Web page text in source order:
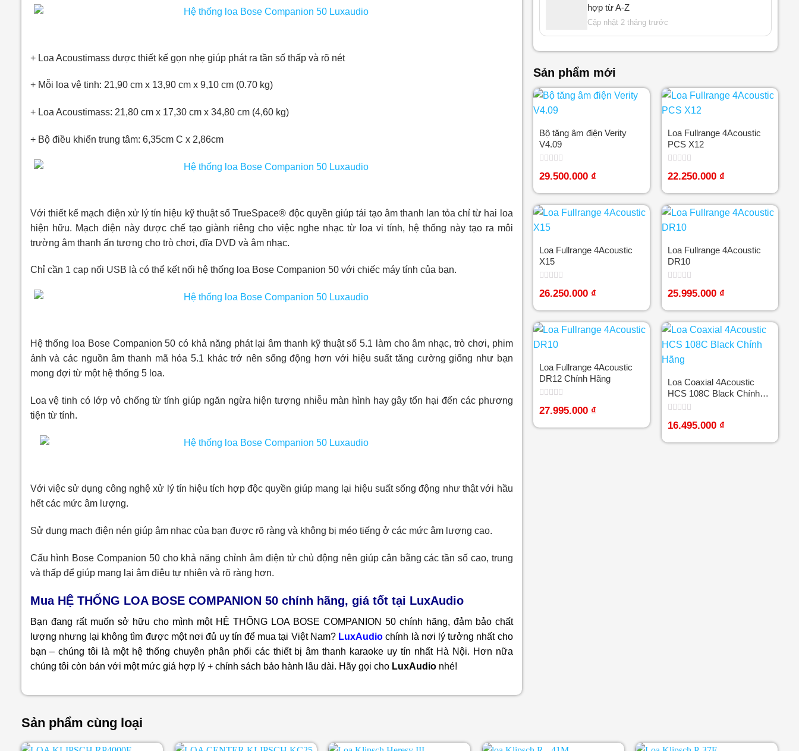
+ Loa Acoustimass được thiết kế gọn nhẹ giúp phát ra tần số thấp và rõ nét
+ Mỗi loa vệ tinh: 21,90 cm x 13,90 cm x 9,10 cm (0.70 kg)
+ Loa Acoustimass: 21,80 cm x 17,30 cm x 34,80 cm (4,60 kg)
+ Bộ điều khiển trung tâm: 6,35cm C x 2,86cm
Với thiết kế mạch điện xử lý tín hiệu kỹ thuật số TrueSpace® độc quyền giúp tái tạo âm thanh lan tỏa chỉ từ hai loa
hiện hữu. Mạch điện này được chế tạo giành riêng cho việc nghe nhạc từ loa vi tính, hệ thống này tạo ra môi
trường âm thanh ấn tượng cho trò chơi, đĩa DVD và âm nhạc.
Chỉ cần 1 cap nối USB là có thể kết nối hệ thống loa Bose Companion 50 với chiếc máy tính của bạn.
Hệ thống loa Bose Companion 50 có khả năng phát lại âm thanh kỹ thuật số 5.1 làm cho âm nhạc, trò chơi, phim
ảnh và các nguồn âm thanh mã hóa 5.1 khác trở nên sống động hơn với hiệu suất tăng cường giống như bạn
mong đợi từ một hệ thống 5 loa.
Loa vệ tinh có lớp vỏ chống từ tính giúp ngăn ngừa hiện tượng nhiễu màn hình hay gây tổn hại đến các phương
tiện từ tính.
Với việc sử dụng công nghệ xử lý tín hiệu tích hợp độc quyền giúp mang lại hiệu suất sống động như thật với hầu
hết các mức âm lượng.
Sử dụng mạch điện nén giúp âm nhạc của bạn được rõ ràng và không bị méo tiếng ở các mức âm lượng cao.
Cấu hình Bose Companion 50 cho khả năng chỉnh âm điện tử chủ động nên giúp cân bằng các tần số cao, trung
và thấp để giúp mang lại âm điệu tự nhiên và rõ ràng hơn.
Mua HỆ THỐNG LOA BOSE COMPANION 50 chính hãng, giá tốt tại LuxAudio
Bạn đang rất muốn sở hữu cho mình một HỆ THỐNG LOA BOSE COMPANION 50 chính hãng, đảm bảo chất
lượng nhưng lại không tìm được một nơi đủ uy tín để mua tại Việt Nam? LuxAudio chính là nơi lý tưởng nhất cho
bạn – chúng tôi là một hệ thống chuyên phân phối các thiết bị âm thanh karaoke uy tín nhất Hà Nội. Hơn nữa
chúng tôi còn bán với một mức giá hợp lý + chính sách bảo hành lâu dài. Hãy gọi cho LuxAudionhé!
hợp từ A-Z
Cập nhật 2 tháng trước
Sản phẩm mới
Bộ tăng âm điện Verity
V4.09
Được
xếp
0
5
sao
29.500.000 ₫
Loa Fullrange 4Acoustic
PCS X12
Được
xếp
0
5
sao
22.250.000 ₫
Loa Fullrange 4Acoustic
X15
Được
xếp
0
5
sao
26.250.000 ₫
Loa Fullrange 4Acoustic
DR10
Được
xếp
0
5
sao
25.995.000 ₫
Loa Fullrange 4Acoustic
DR12 Chính Hãng
Được
xếp
0
27.995.000 ₫
Loa Coaxial 4Acoustic
HCS 108C Black Chính
Hãng
Được
xếp
0
16.495.000 ₫
Sản phẩm cùng loại